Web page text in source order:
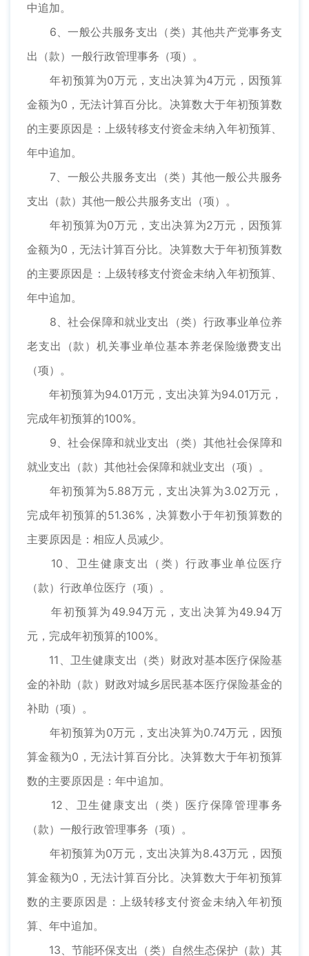
中追加。
6、一般公共服务支出（类）其他共产党事务支
出（款）一般行政管理事务（项）。
年初预算为0万元，支出决算为4万元，因预算
金额为0，无法计算百分比。决算数大于年初预算数
的主要原因是：上级转移支付资金未纳入年初预算、
年中追加。
7、一般公共服务支出（类）其他一般公共服务
支出（款）其他一般公共服务支出（项）。
年初预算为0万元，支出决算为2万元，因预算
金额为0，无法计算百分比。决算数大于年初预算数
的主要原因是：上级转移支付资金未纳入年初预算、
年中追加。
8、社会保障和就业支出（类）行政事业单位养
老支出（款）机关事业单位基本养老保险缴费支出
（项）。
年初预算为94.01万元，支出决算为94.01万元，
完成年初预算的100%。
9、社会保障和就业支出（类）其他社会保障和
就业支出（款）其他社会保障和就业支出（项）。
年初预算为5.88万元，支出决算为3.02万元，
完成年初预算的51.36%，决算数小于年初预算数的
主要原因是：相应人员减少。
10、卫生健康支出（类）行政事业单位医疗
（款）行政单位医疗（项）。
年初预算为49.94万元，支出决算为49.94万
元，完成年初预算的100%。
11、卫生健康支出（类）财政对基本医疗保险基
金的补助（款）财政对城乡居民基本医疗保险基金的
补助（项）。
年初预算为0万元，支出决算为0.74万元，因预
算金额为0，无法计算百分比。决算数大于年初预算
数的主要原因是：年中追加。
12、卫生健康支出（类）医疗保障管理事务
（款）一般行政管理事务（项）。
年初预算为0万元，支出决算为8.43万元，因预
算金额为0，无法计算百分比。决算数大于年初预算
数的主要原因是：上级转移支付资金未纳入年初预
算、年中追加。
13、节能环保支出（类）自然生态保护（款）其